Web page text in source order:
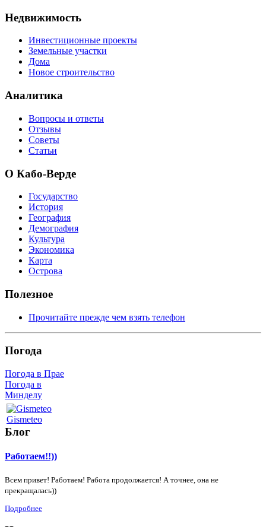
Недвижимость
Инвестиционные проекты
Земельные участки
Дома
Новое строительство
Аналитика
Вопросы и ответы
Отзывы
Советы
Статьи
О Кабо-Верде
Государство
История
География
Демография
Культура
Экономика
Карта
Острова
Полезное
Прочитайте прежде чем взять телефон
Погода
Погода в Прае
Погода в
Минделу
Gismeteo
Блог
Работаем!!))
Всем привет! Работаем! Работа продолжается! А точнее, она не
прекращалась))
Подробнее